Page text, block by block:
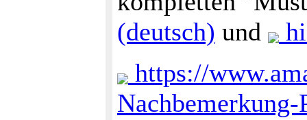
(deutsch) und
https://